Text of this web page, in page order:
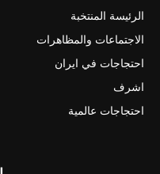
الرئيسة المنتخبة
الاجتماعات والمظاهرات
احتجاجات في ايران
اشرف
احتجاجات عالمية